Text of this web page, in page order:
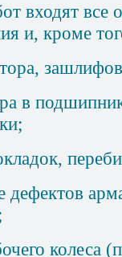
входят все
и, кроме
в
дефектов
колеса